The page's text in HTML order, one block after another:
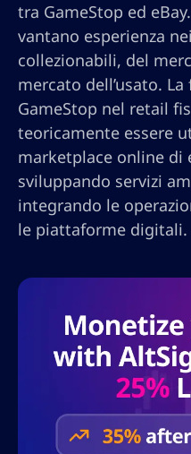
tra GameStop ed
vantano esperienza
collezionabili, del
mercato dell’usato.
GameStop nel retail
teoricamente essere
marketplace online di
sviluppando servizi
integrando le
le piattaforme digitali.